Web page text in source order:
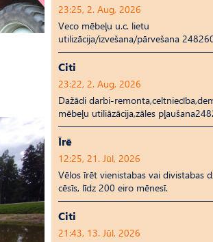
23:25, 2. Aug, 2026
Veco mēbeļu u.c. lietu
utilizācija/izvešana/pārvešana
Citi
23:22, 2. Aug, 2026
Dažādi darbi-
mēbeļu utiliāzācija,zāles
Īrē
12:25, 21. Jūl, 2026
Vēlos īrēt vienistabas vai divistabas
cēsīs, līdz 200 eiro mēnesī.
Citi
21:43, 13. Jūl, 2026